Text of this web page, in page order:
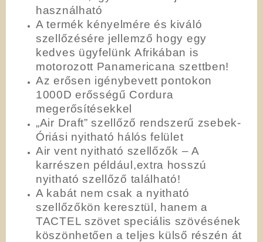
használható
A termék kényelmére és kiváló
szellőzésére jellemző hogy egy
kedves ügyfelünk Afrikában is
motorozott Panamericana szettben!
Az erősen igénybevett pontokon
1000D erősségű Cordura
megerősítésekkel
„Air Draft” szellőző rendszerű zsebek-
Óriási nyitható hálós felület
Air vent nyitható szellőzők – A
karrészen például,extra hosszú
nyitható szellőző található!
A kabát nem csak a nyitható
szellőzőkön keresztül, hanem a
TACTEL szövet speciális szövésének
köszönhetően a teljes külső részén át